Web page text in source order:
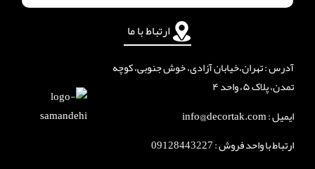
ارتباط با ما
آدرس : تهران،خیابان آزادی، خوش جنوبی، کوچه
تمدن، پلاک ۵، واحد ۴
ایمیل : info@decortak.com
ارتباط با واحد فروش :09128443227